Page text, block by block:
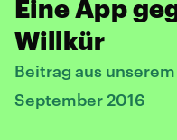
Eine App
Willkür
Beitrag aus
September 2016